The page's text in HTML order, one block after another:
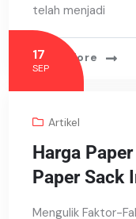
telah menjadi
Read More
17
SEP
Artikel
Harga
Paper Sack
Mengulik Faktor-